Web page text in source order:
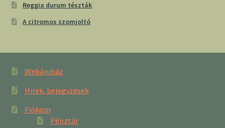
Reggia durum tészták
A citromos szomjoltó
Webáruház
Hírek, bejegyzések
Fiókom
Pénztár